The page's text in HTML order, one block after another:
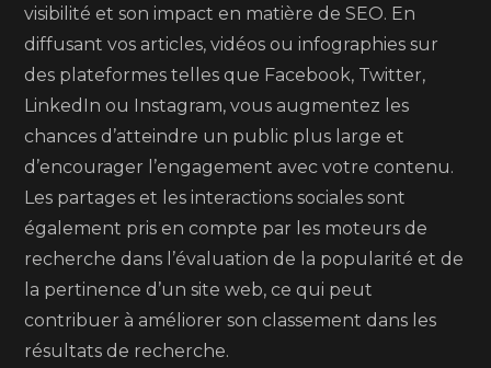
visibilité et son impact en matière de SEO. En
diffusant vos articles, vidéos ou infographies sur
des plateformes telles que Facebook, Twitter,
LinkedIn ou Instagram, vous augmentez les
chances d’atteindre un public plus large et
d’encourager l’engagement avec votre contenu.
Les partages et les interactions sociales sont
également pris en compte par les moteurs de
recherche dans l’évaluation de la popularité et de
la pertinence d’un site web, ce qui peut
contribuer à améliorer son classement dans les
résultats de recherche.